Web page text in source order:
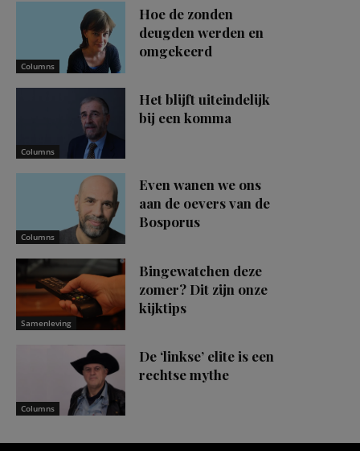
Columns
Hoe de zonden
deugden werden en
omgekeerd
Columns
Het blijft uiteindelijk
bij een komma
Columns
Even wanen we ons
aan de oevers van de
Bosporus
Samenleving
Bingewatchen deze
zomer? Dit zijn onze
kijktips
Columns
De ‘linkse’ elite is een
rechtse mythe